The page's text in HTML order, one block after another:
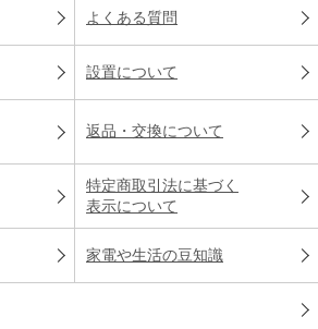
よくある質問
設置について
返品・交換について
特定商取引法に基づく
表示について
家電や生活の豆知識